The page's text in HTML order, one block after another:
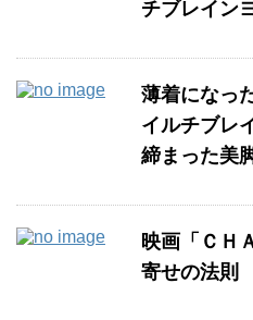
チブレイン
薄着になっ
イルチブレ
締まった美
映画「ＣＨ
寄せの法則